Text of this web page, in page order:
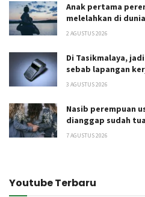
Anak pertama
melelahkan di
2 AGUSTUS 2026
Di Tasikmalaya,
sebab lapangan
3 AGUSTUS 2026
Nasib perempuan
dianggap sudah
7 AGUSTUS 2026
Youtube Terbaru